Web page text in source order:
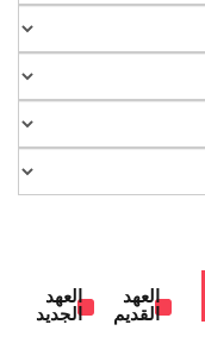
العهد
القديم
العهد
الجديد